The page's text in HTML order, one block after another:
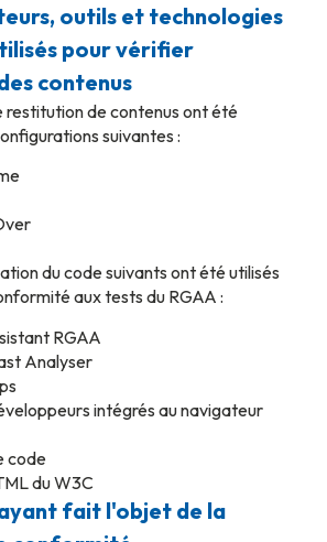
outils et technologies
pour vérifier
contenus
restitution de contenus ont été
suivantes :
du code suivants ont été utilisés
aux tests du RGAA :
RGAA
Analyser
intégrés au navigateur
code
du W3C
fait l'objet de la